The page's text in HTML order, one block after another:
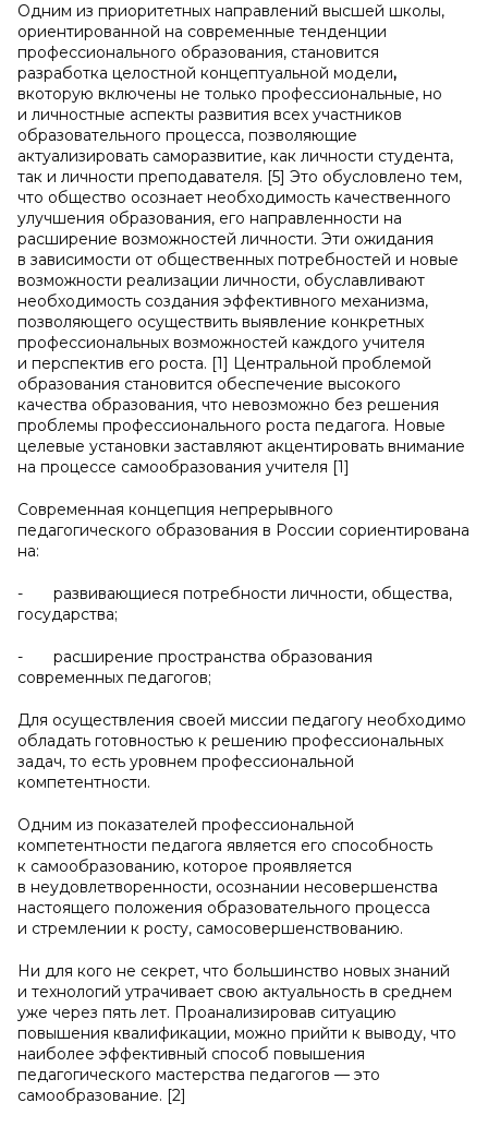
Одним из приоритетных направлений высшей школы,
ориентированной на современные тенденции
профессионального образования, становится
разработка целостной концептуальной модели,
вкоторую включены не только профессиональные, но
и личностные аспекты развития всех участников
образовательного процесса, позволяющие
актуализировать саморазвитие, как личности студента,
так и личности преподавателя. [5] Это обусловлено тем,
что общество осознает необходимость качественного
улучшения образования, его направленности на
расширение возможностей личности. Эти ожидания
в зависимости от общественных потребностей и новые
возможности реализации личности, обуславливают
необходимость создания эффективного механизма,
позволяющего осуществить выявление конкретных
профессиональных возможностей каждого учителя
и перспектив его роста. [1] Центральной проблемой
образования становится обеспечение высокого
качества образования, что невозможно без решения
проблемы профессионального роста педагога. Новые
целевые установки заставляют акцентировать внимание
на процессе самообразования учителя [1]
Современная концепция непрерывного
педагогического образования в России сориентирована
на:
- развивающиеся потребности личности, общества,
государства;
- расширение пространства образования
современных педагогов;
Для осуществления своей миссии педагогу необходимо
обладать готовностью к решению профессиональных
задач, то есть уровнем профессиональной
компетентности.
Одним из показателей профессиональной
компетентности педагога является его способность
к самообразованию, которое проявляется
в неудовлетворенности, осознании несовершенства
настоящего положения образовательного процесса
и стремлении к росту, самосовершенствованию.
Ни для кого не секрет, что большинство новых знаний
и технологий утрачивает свою актуальность в среднем
уже через пять лет. Проанализировав ситуацию
повышения квалификации, можно прийти к выводу, что
наиболее эффективный способ повышения
педагогического мастерства педагогов — это
самообразование. [2]